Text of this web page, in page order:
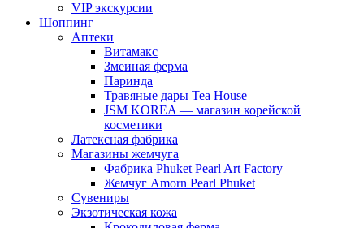
VIP экскурсии
Шоппинг
Аптеки
Витамакс
Змеиная ферма
Паринда
Травяные дары Tea House
JSM KOREA — магазин корейской
косметики
Латексная фабрика
Магазины жемчуга
Фабрика Phuket Pearl Art Factory
Жемчуг Amorn Pearl Phuket
Сувениры
Экзотическая кожа